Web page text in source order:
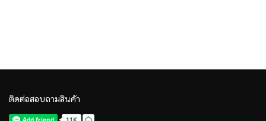
ติดต่อสอบถามสินค้า